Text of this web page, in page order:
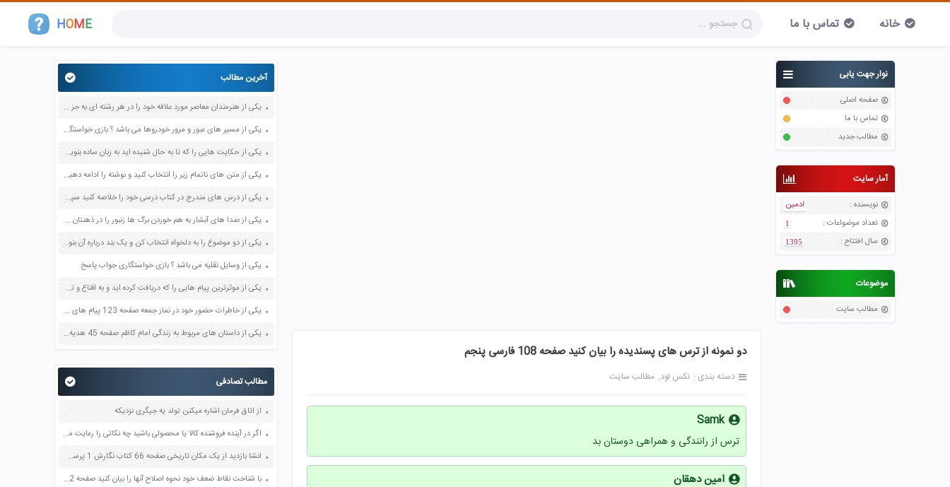
HOME خانه تماس با ما
نوار جهت یابی
صفحه اصلی
تماس با ما
مطالب جدید
آمار سایت
نویسنده :
ادمین
تعداد موضواعات :
1
سال افتتاح :
1395
موضوعات
مطالب سایت
دو نمونه از ترس های پسندیده را بیان کنید صفحه 108 فارسی پنجم
دسته بندی : نکس لود مطالب سایت
Samk
ترس از رانندگی و همراهی دوستان بد
امین دهقان
آخرین مطالب
یکی از هنرمندان معاصر مورد علاقه خود را در هر رشته ای به جز عکاسی صفحه 69 فرهنگ و هنر نهم
یکی از مسیر های عبور و مرور خودروها می باشد ؟ بازی خواستگاری جواب پاسخ
یکی از حکایت هایی را که تا به حال شنیده اید به زبان ساده بنویسید صفحه 97 نگارش ششم دبستان
یکی از متن های ناتمام زیر را انتخاب کنید و نوشته را ادامه دهید صفحه 73 و 74 کتاب نگارش فارسی پنجم دبستان
یکی از درس های مندرج در کتاب درسی خود را خلاصه کنید سپس متن خلاصه شده را با بهره گیری از روش های دسته بندی نمودار جدول نقشه مفهومی نشان دهید صفحه 118 نگارش یازدهم
یکی از صدا های آبشار به هم خوردن برگ ها زنبور را در ذهنتان مجسم کنید و درباره آن یک بند بنویسید صفحه 11 نگارش پنجم
یکی از دو موضوع را به دلخواه انتخاب کن و یک بند درباره آن بنویس صفحه 35 کتاب نگارش فارسی سوم
یکی از وسایل نقلیه می باشد ؟ بازی خواستگاری جواب پاسخ
یکی از موثرترین پیام هایی را که دریافت کرده اید و به اقناع و تغییری جدی در شما منجر شده است برسی کنید و علت این تاثیر گذاری قابل توجه را بنویسید صفحه 52 تفکر و سواد رسانه ای دهم
یکی از خاطرات حضور خود در نماز جمعه صفحه 123 پیام های آسمان هفتم
یکی از داستان های مربوط به زندگی امام کاظم صفحه 45 هدیه های آسمان چهارم
مطالب تصادفی
از اتاق فرمان اشاره میکنن تولد یه جیگری نزدیکه
اگر در آینده فروشنده کالا یا محصولی باشید چه نکاتی را رعایت می کنید با مشتری ها چگونه رفتار می کنید صفحه 36 مطالعات اجتماعی هفتم
انشا بازدید از یک مکان تاریخی صفحه 66 کتاب نگارش 1 پرسش عینی پاسخ سازی پایه دهم
با شناخت نقاط ضعف خود نحوه اصلاح آنها را بیان کنید صفحه 32 تفکر و سبک زندگی هفتم